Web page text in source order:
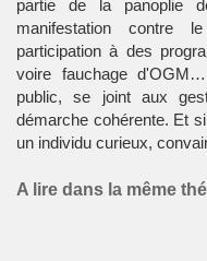
partie de la panoplie
manifestation contre
participation à des
voire fauchage
public, se joint aux
démarche cohérente. Et
un individu curieux,
A lire dans la même